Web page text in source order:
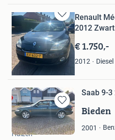
Bewaren
in
Mijn
Favorieten
Renault
2012 Zwart
€ 1.750,-
2012 Diesel
N.C.
Etten-Leur
Bewaren
in
Mijn
Favorieten
Saab 9-3
Bieden
2001
Alain Wijnschenk
Huizen